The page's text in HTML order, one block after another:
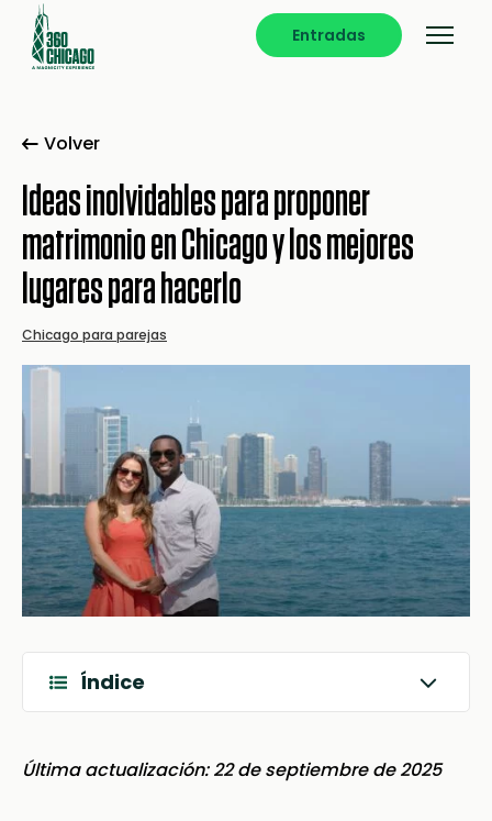
Entradas
Volver
Ideas inolvidables para proponer
matrimonio en Chicago y los mejores
lugares para hacerlo
Chicago para parejas
Índice
Última actualización: 22 de septiembre de 2025